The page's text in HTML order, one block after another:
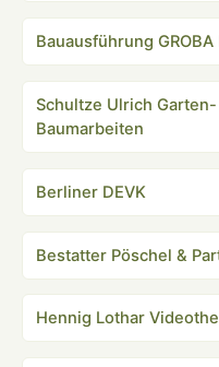
Bauausführung GROBA
Schultze Ulrich
Baumarbeiten
Berliner DEVK
Bestatter Pöschel &
Hennig Lothar